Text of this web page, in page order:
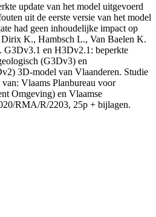
update van het model uitgevoerd
uit de eerste versie van het model
had geen inhoudelijke impact op
Dirix K., Hambsch L., Van Baelen K.
G3Dv3.1 en H3Dv2.1: beperkte
(G3Dv3) en
3D-model van Vlaanderen. Studie
Vlaams Planbureau voor
Omgeving) en Vlaamse
RMA/R/2203, 25p + bijlagen.